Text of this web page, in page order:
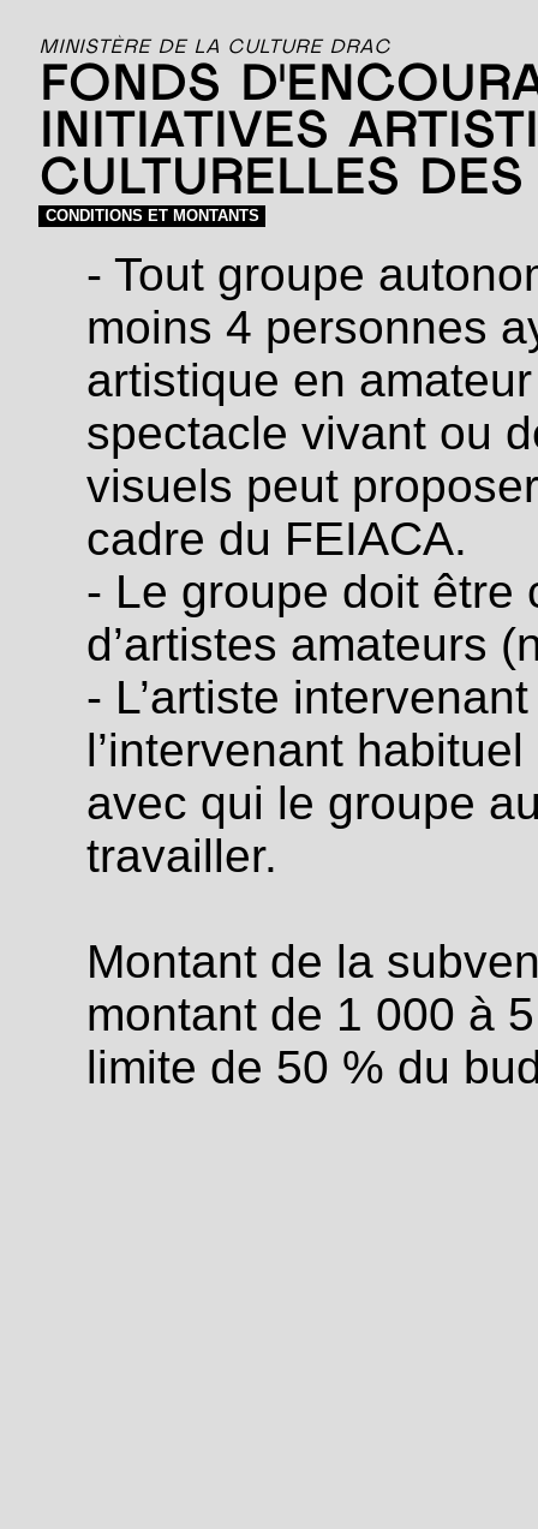
MINISTÈRE DE LA CULTURE DRAC
FONDS
INITIATIVES
CULTURELLES
CONDITIONS ET MONTANTS
- Tout groupe
moins 4 personnes
artistique en
spectacle vivant ou
visuels peut
cadre du FEIACA.
- Le groupe doit être
d’artistes amateurs
- L’artiste
l’intervenant
avec qui le groupe
travailler.
Montant de la
montant de 1 000 à
limite de 50 % du